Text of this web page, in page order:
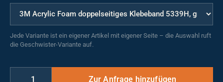
Jede Variante ist ein eigener Artikel mit eigener Seite – die Auswahl ruft
die Geschwister-Variante auf.